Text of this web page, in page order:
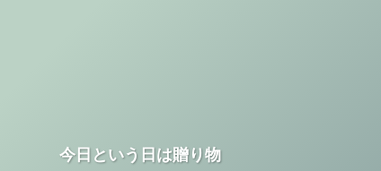
今日という日は贈り物